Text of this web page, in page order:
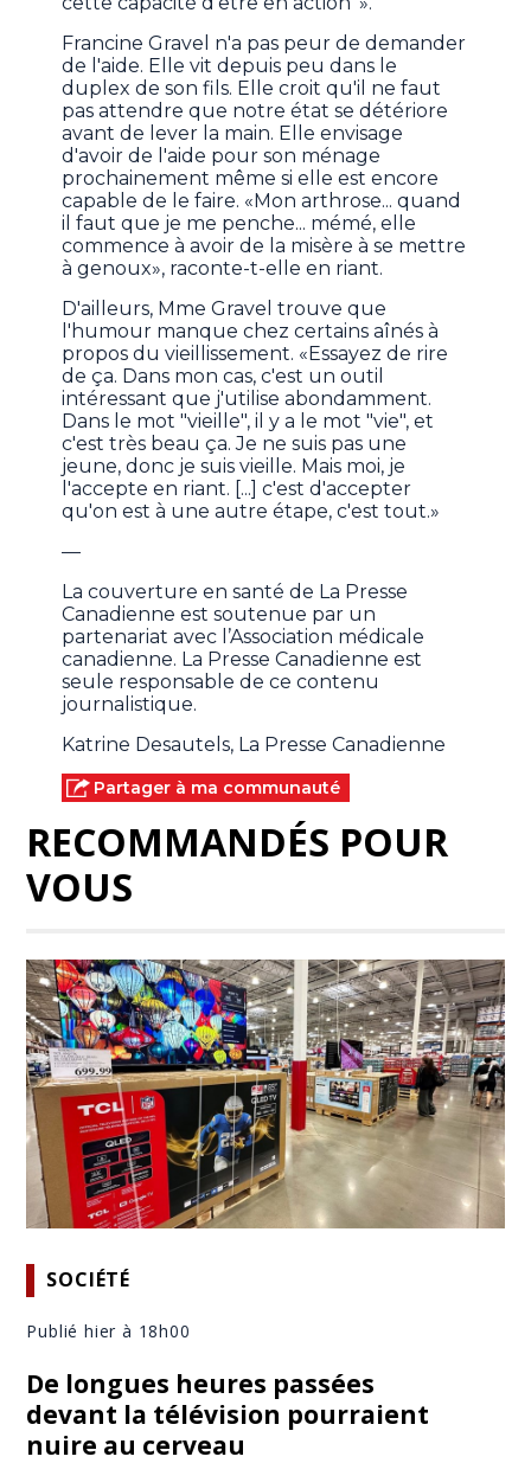
Francine Gravel n'a pas peur de demander
de l'aide. Elle vit depuis peu dans le
duplex de son fils. Elle croit qu'il ne faut
pas attendre que notre état se détériore
avant de lever la main. Elle envisage
d'avoir de l'aide pour son ménage
prochainement même si elle est encore
capable de le faire. «Mon arthrose... quand
il faut que je me penche... mémé, elle
commence à avoir de la misère à se mettre
à genoux», raconte-t-elle en riant.
D'ailleurs, Mme Gravel trouve que
l'humour manque chez certains aînés à
propos du vieillissement. «Essayez de rire
de ça. Dans mon cas, c'est un outil
intéressant que j'utilise abondamment.
Dans le mot "vieille", il y a le mot "vie", et
c'est très beau ça. Je ne suis pas une
jeune, donc je suis vieille. Mais moi, je
l'accepte en riant. [...] c'est d'accepter
qu'on est à une autre étape, c'est tout.»
—
La couverture en santé de La Presse
Canadienne est soutenue par un
partenariat avec l’Association médicale
canadienne. La Presse Canadienne est
seule responsable de ce contenu
journalistique.
Katrine Desautels, La Presse Canadienne
Partager à ma communauté
RECOMMANDÉS POUR
VOUS
SOCIÉTÉ
Publié hier à 18h00
De longues heures passées
devant la télévision pourraient
nuire au cerveau